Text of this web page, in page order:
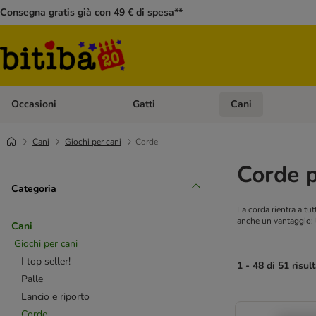
Consegna gratis già con 49 € di spesa**
Occasioni Apri Menù Categoria: Occasioni
Gatti Apri Menù Categoria:
Cani
Cani Giochi per cani Corde
Categoria
Cani
Giochi per cani
I top seller!
Palle
Lancio e riporto
Corde
La corda rientra a
anche un
1 - 48 di 51